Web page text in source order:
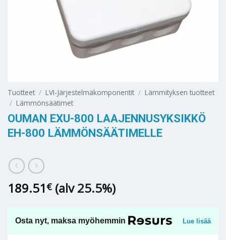
Tuotteet / LVI-Järjestelmäkomponentit / Lämmityksen tuotteet
/ Lämmönsäätimet
OUMAN EXU-800 LAAJENNUSYKSIKKÖ
EH-800 LÄMMÖNSÄÄTIMELLE
189.51 € (alv 25.5%)
Osta nyt, maksa myöhemmin Lue lisää